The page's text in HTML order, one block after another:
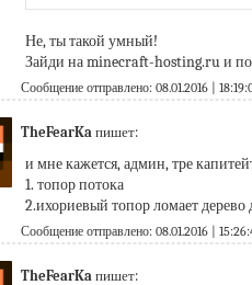
Не, ты такой умный!
Зайди на minecraft-hosting.ru и
Сообщение отправлено: 08.01.2016 |
TheFearKaпишет:
и мне кажется, админ, тре
1. топор потока
2.ихориевый топор ломает
Сообщение отправлено: 08.01.2016 |
TheFearKaпишет: